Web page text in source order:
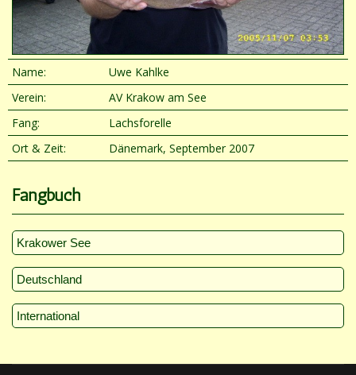
Name:
Uwe Kahlke
Verein:
AV Krakow am See
Fang:
Lachsforelle
Ort & Zeit:
Dänemark, September 2007
Fangbuch
Krakower See
Deutschland
International